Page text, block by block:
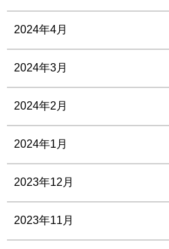
2024年4月
2024年3月
2024年2月
2024年1月
2023年12月
2023年11月